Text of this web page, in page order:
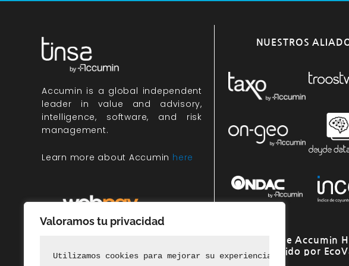
Valoramos tu privacidad
Utilizamos cookies para mejorar su experiencia de
Accumin is a global independent
leader in value and advisory,
intelligence, software, and risk
management.
Learn more about Accumin here
NUESTROS
Miembro de Accumin
reconocido por